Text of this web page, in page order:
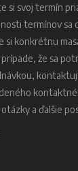
si svoj termín
termínov sa
si konkrétnu
prípade, že sa
a ďalšie